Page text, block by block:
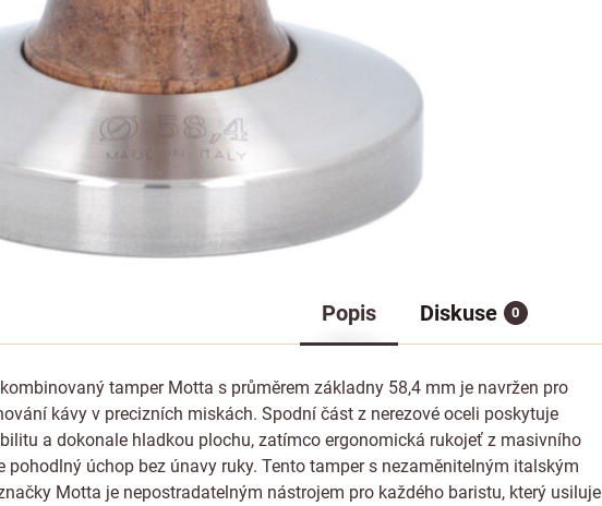
Popis Diskuse 0
tamper Motta s průměrem základny 58,4 mm je navržen pro
kávy v precizních miskách. Spodní část z nerezové oceli poskytuje
a dokonale hladkou plochu, zatímco ergonomická rukojeť z masivního
pohodlný úchop bez únavy ruky. Tento tamper s nezaměnitelným italským
Motta je nepostradatelným nástrojem pro každého baristu, který usiluje